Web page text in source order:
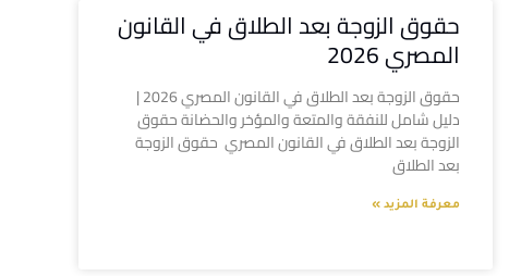
حقوق الزوجة بعد الطلاق في القانون
المصري 2026
حقوق الزوجة بعد الطلاق في القانون المصري 2026 |
دليل شامل للنفقة والمتعة والمؤخر والحضانة حقوق
الزوجة بعد الطلاق في القانون المصري حقوق الزوجة
بعد الطلاق
معرفة المزيد »